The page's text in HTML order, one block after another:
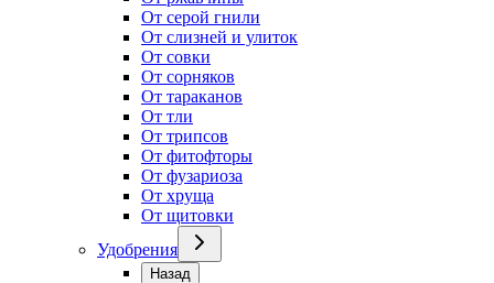
От серой гнили
От слизней и улиток
От совки
От сорняков
От тараканов
От тли
От трипсов
От фитофторы
От фузариоза
От хруща
От щитовки
Удобрения
Назад